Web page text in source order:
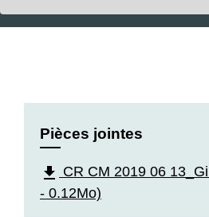
Pièces jointes
file_download CR CM 2019 06
- 0.12Mo)